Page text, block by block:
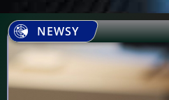
NEWSY